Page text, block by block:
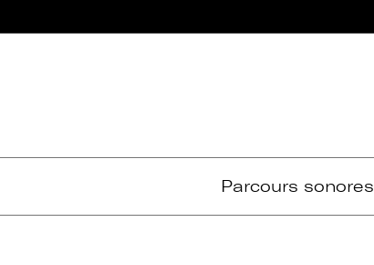
contenu
Parcours sonores